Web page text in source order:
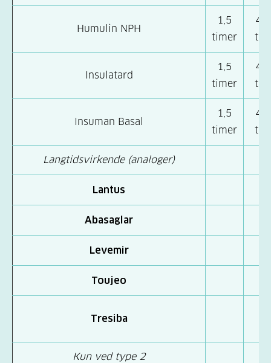
Humulin NPH
1,5
timer
Insulatard
1,5
timer
Insuman Basal
1,5
timer
Langtidsvirkende (analoger)
Lantus
Abasaglar
Levemir
Toujeo
Tresiba
Kun ved type 2